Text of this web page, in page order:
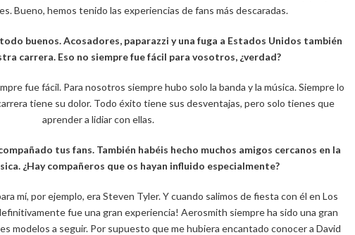
Bueno, hemos tenido las experiencias de fans más descaradas.
buenos. Acosadores, paparazzi y una fuga a Estados Unidos también
carrera. Eso no siempre fue fácil para vosotros, ¿verdad?
fue fácil. Para nosotros siempre hubo solo la banda y la música. Siempre lo
tiene su dolor. Todo éxito tiene sus desventajas, pero solo tienes que
aprender a lidiar con ellas.
tus fans. También habéis hecho muchos amigos cercanos en la
¿Hay compañeros que os hayan influido especialmente?
mí, por ejemplo, era Steven Tyler. Y cuando salimos de fiesta con él en Los
fue una gran experiencia! Aerosmith siempre ha sido una gran
modelos a seguir. Por supuesto que me hubiera encantado conocer a David